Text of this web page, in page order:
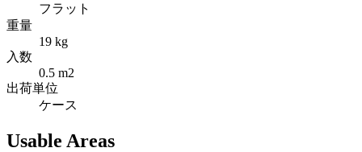
フラット
重量
19 kg
入数
0.5 m2
出荷単位
ケース
Usable Areas